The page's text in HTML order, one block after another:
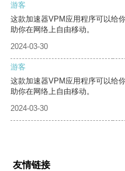
游客
这款加速器VPM应用程序可以给
助你在网络上自由移动。
2024-03-30
游客
这款加速器VPM应用程序可以给
助你在网络上自由移动。
2024-03-30
友情链接